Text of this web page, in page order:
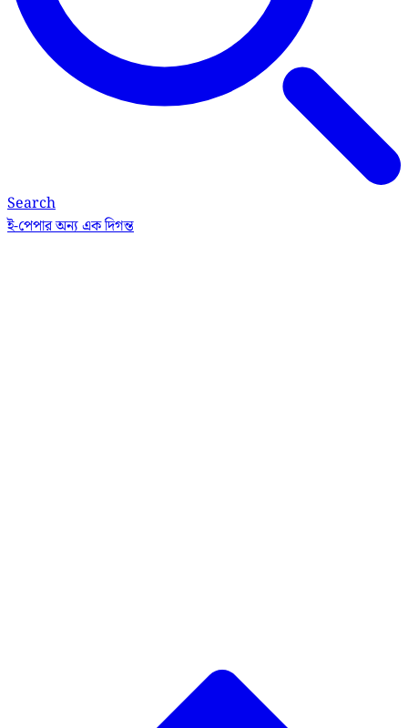
Search
ই-পেপারঅন্য এক দিগন্ত